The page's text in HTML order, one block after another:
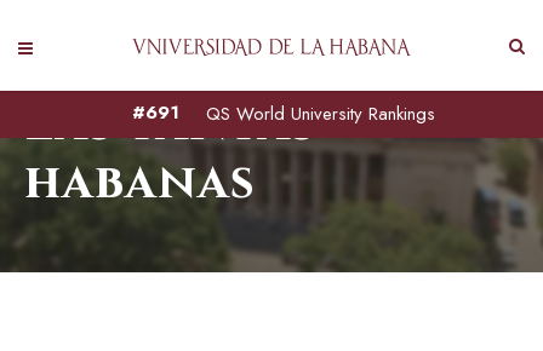
QS World University Rankings
#691
Las tantas
habanas